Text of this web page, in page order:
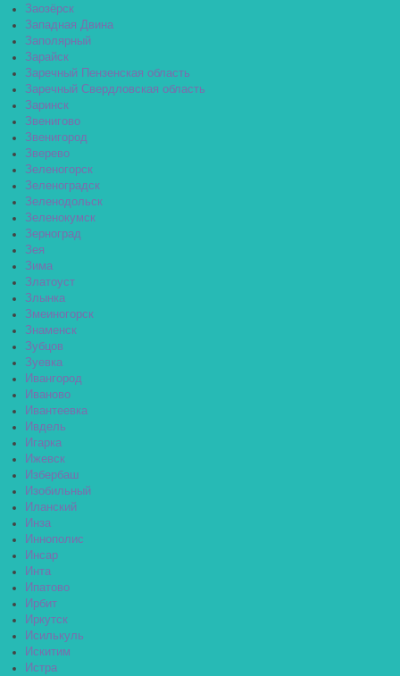
Заозёрск
Западная Двина
Заполярный
Зарайск
Заречный Пензенская область
Заречный Свердловская область
Заринск
Звенигово
Звенигород
Зверево
Зеленогорск
Зеленоградск
Зеленодольск
Зеленокумск
Зерноград
Зея
Зима
Златоуст
Злынка
Змеиногорск
Знаменск
Зубцов
Зуевка
Ивангород
Иваново
Ивантеевка
Ивдель
Игарка
Ижевск
Избербаш
Изобильный
Иланский
Инза
Иннополис
Инсар
Инта
Ипатово
Ирбит
Иркутск
Исилькуль
Искитим
Истра